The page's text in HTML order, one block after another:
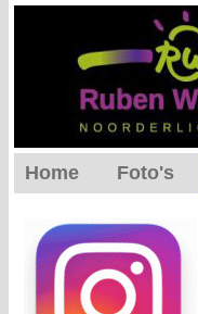
Home Foto's